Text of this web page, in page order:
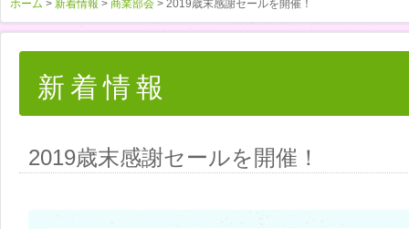
ホーム > 新着情報 > 商業部会 > 2019歳末感謝セールを開催！
新着情報
2019歳末感謝セールを開催！